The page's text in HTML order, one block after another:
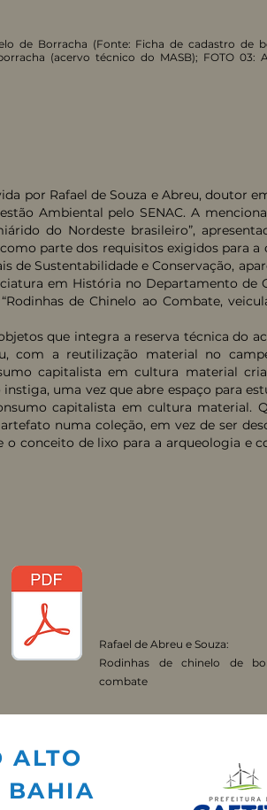
de Borracha (Fonte: Ficha de cadastro de
(acervo técnico do MASB); FOTO 03:
por Rafael de Souza e Abreu, doutor
Ambiental pelo SENAC. A
do Nordeste brasileiro”,
parte dos requisitos exigidos para
de Sustentabilidade e Conservação,
em História no Departamento de
de Chinelo ao Combate,
que integra a reserva técnica do
com a reutilização material no
capitalista em cultura material
uma vez que abre espaço para
capitalista em cultura material.
numa coleção, em vez de ser
o conceito de lixo para a arqueologia e
Rafael de Abreu e Souza:
Rodinhas de chinelo de
combate
ALTO
BAHIA